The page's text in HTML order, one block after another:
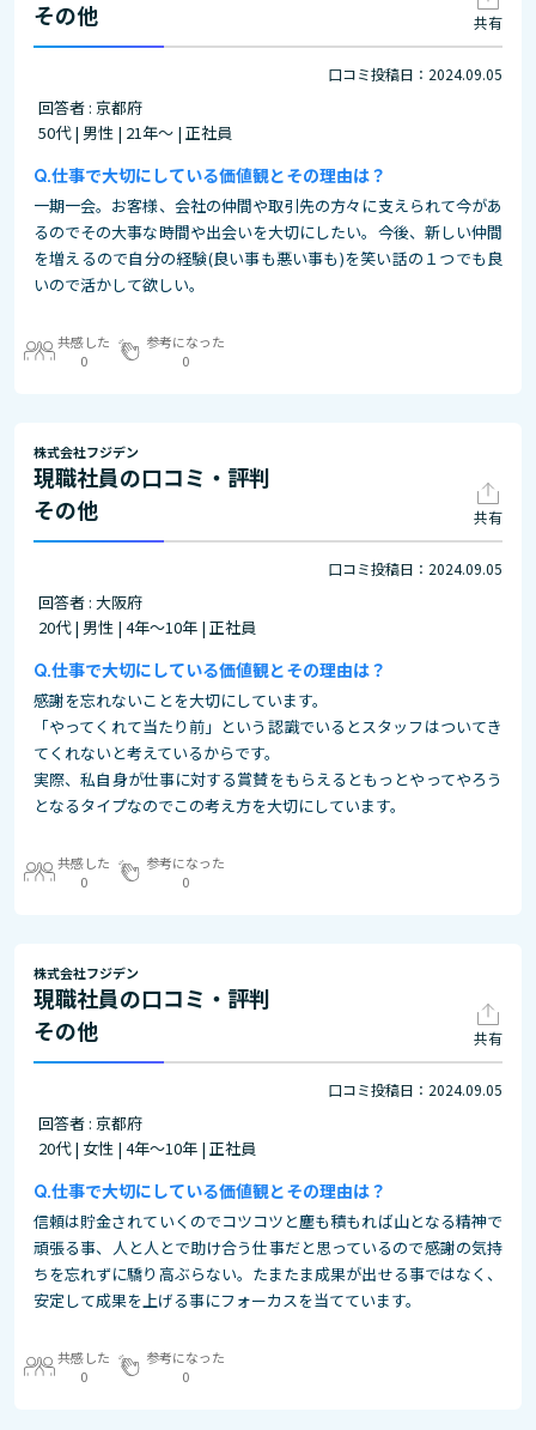
その他
共有
口コミ投稿日：2024.09.05
回答者 : 京都府
50代 | 男性 | 21年～ | 正社員
仕事で大切にしている価値観とその理由は？
一期一会。お客様、会社の仲間や取引先の方々に支えられて今があ
るのでその大事な時間や出会いを大切にしたい。今後、新しい仲間
を増えるので自分の経験(良い事も悪い事も)を笑い話の１つでも良
いので活かして欲しい。
共感した
0
参考になった
0
株式会社フジデン
現職社員の口コミ・評判
その他
共有
口コミ投稿日：2024.09.05
回答者 : 大阪府
20代 | 男性 | 4年～10年 | 正社員
仕事で大切にしている価値観とその理由は？
感謝を忘れないことを大切にしています。
「やってくれて当たり前」という認識でいるとスタッフはついてき
てくれないと考えているからです。
実際、私自身が仕事に対する賞賛をもらえるともっとやってやろう
となるタイプなのでこの考え方を大切にしています。
共感した
0
参考になった
0
株式会社フジデン
現職社員の口コミ・評判
その他
共有
口コミ投稿日：2024.09.05
回答者 : 京都府
20代 | 女性 | 4年～10年 | 正社員
仕事で大切にしている価値観とその理由は？
信頼は貯金されていくのでコツコツと塵も積もれば山となる精神で
頑張る事、人と人とで助け合う仕事だと思っているので感謝の気持
ちを忘れずに驕り高ぶらない。たまたま成果が出せる事ではなく、
安定して成果を上げる事にフォーカスを当てています。
共感した
0
参考になった
0